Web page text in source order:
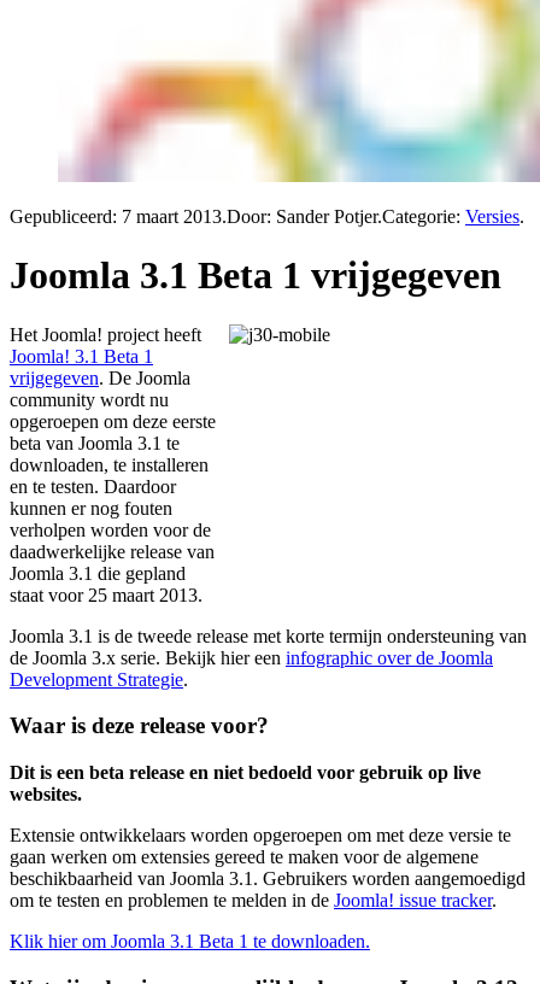
Gepubliceerd: 7 maart 2013.Door: Sander Potjer.Categorie: Versies.
Joomla 3.1 Beta 1 vrijgegeven
Het Joomla! project heeft
Joomla! 3.1 Beta 1
vrijgegeven. De Joomla
community wordt nu
opgeroepen om deze eerste
beta van Joomla 3.1 te
downloaden, te installeren
en te testen. Daardoor
kunnen er nog fouten
verholpen worden voor de
daadwerkelijke release van
Joomla 3.1 die gepland
staat voor 25 maart 2013.
Joomla 3.1 is de tweede release met korte termijn ondersteuning van
de Joomla 3.x serie. Bekijk hier een infographic over de Joomla
Development Strategie.
Waar is deze release voor?
Dit is een beta release en niet bedoeld voor gebruik op live
websites.
Extensie ontwikkelaars worden opgeroepen om met deze versie te
gaan werken om extensies gereed te maken voor de algemene
beschikbaarheid van Joomla 3.1. Gebruikers worden aangemoedigd
om te testen en problemen te melden in de Joomla! issue tracker.
Klik hier om Joomla 3.1 Beta 1 te downloaden.